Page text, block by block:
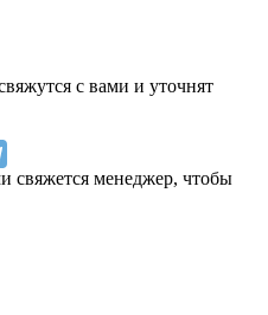
с вами и уточнят
свяжется менеджер, чтобы